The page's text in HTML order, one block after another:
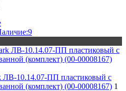
ЛВ-10.14.07-ПП пластиковый с
(комплект) (00-00008167) 1